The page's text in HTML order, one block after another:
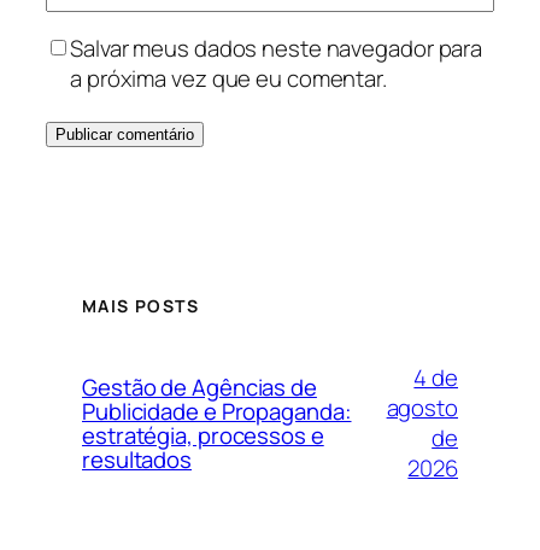
Salvar meus dados neste navegador para
a próxima vez que eu comentar.
MAIS POSTS
Gestão de Agências de
Publicidade e Propaganda:
estratégia, processos e
resultados
4 de
agosto
de
2026